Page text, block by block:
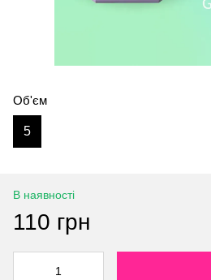
Об'єм
5
В наявності
110 грн